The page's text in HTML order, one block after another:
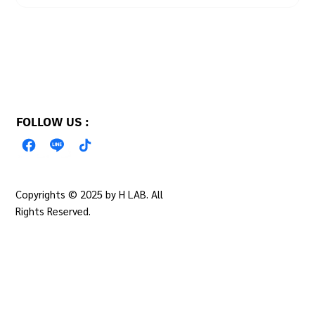
FOLLOW US :
Copyrights © 2025 by H LAB. All
Rights Reserved.